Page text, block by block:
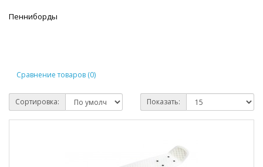
Пенниборды
Сравнение товаров (0)
Сортировка: Показать: